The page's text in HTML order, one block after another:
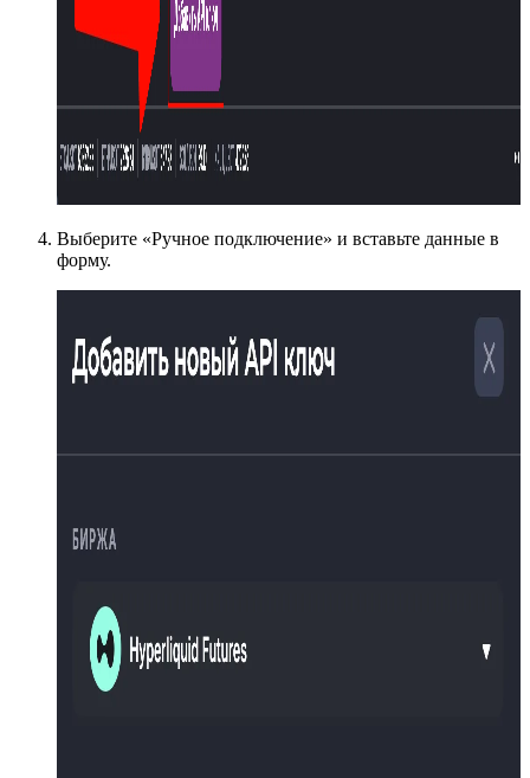
Выберите «Ручное подключение» и вставьте данные в
форму.